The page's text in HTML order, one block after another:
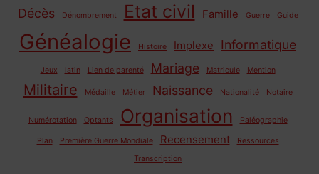
Décès Dénombrement Etat civil Famille Guerre Guide
Généalogie Histoire Implexe Informatique
Jeux latin Lien de parenté Mariage Matricule Mention
Militaire Médaille Métier Naissance Nationalité Notaire
Numérotation Optants Organisation Paléographie
Plan Première Guerre Mondiale Recensement
Ressources
Transcription